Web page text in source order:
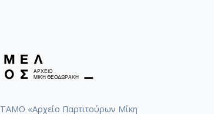
ΤΑΜΟ «Αρχείο Παρτιτούρων Μίκη